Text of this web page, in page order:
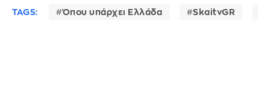
TAGS: Όπου υπάρχει Ελλάδα SkaitvGR